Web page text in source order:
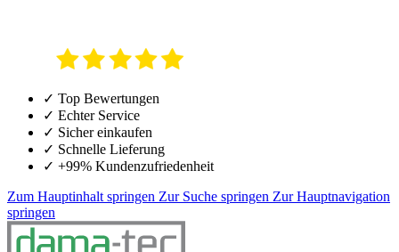
✓ Top Bewertungen
✓ Echter Service
✓ Sicher einkaufen
✓ Schnelle Lieferung
✓ +99% Kundenzufriedenheit
Zum Hauptinhalt springen Zur Suche springen Zur Hauptnavigation
springen